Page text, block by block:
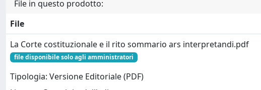
File in questo prodotto:
File
La Corte costituzionale e il rito sommario ars interpretandi.pdf
file disponibile solo agli amministratori
Tipologia: Versione Editoriale (PDF)